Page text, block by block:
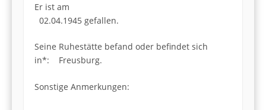
Er ist am
02.04.1945 gefallen.
Seine Ruhestätte befand oder befindet sich
in*: Freusburg.
Sonstige Anmerkungen: